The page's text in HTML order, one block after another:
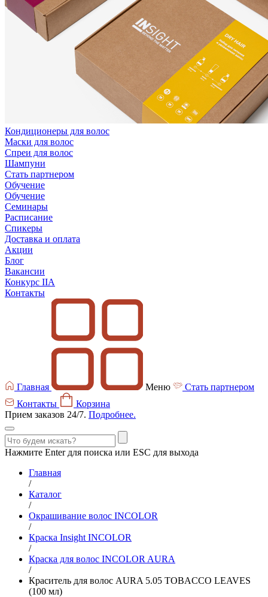
Кондиционеры для волос
Маски для волос
Спреи для волос
Шампуни
Стать партнером
Обучение
Обучение
Семинары
Расписание
Спикеры
Доставка и оплата
Акции
Блог
Вакансии
Конкурс IIA
Контакты
Главная Меню
Стать партнером
Контакты
Корзина
Прием заказов 24/7. Подробнее.
Нажмите Enter для поиска или ESC для выхода
Главная
/
Каталог
/
Окрашивание волос INCOLOR
/
Краска Insight INCOLOR
/
Краска для волос INCOLOR AURA
/
Краситель для волос AURA 5.05 TOBACCO LEAVES
(100 мл)